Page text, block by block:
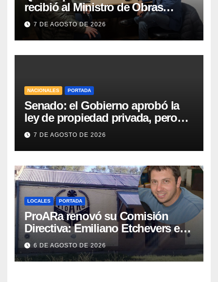
recibió al Ministro de Obras
Públicas y al Presidente de
Vialidad para recorrer la ruta a
Villa Huidobro
7 DE AGOSTO DE 2026
NACIONALES PORTADA
Senado: el Gobierno aprobó la
ley de propiedad privada, pero
tuvo que quitar otro capítulo
7 DE AGOSTO DE 2026
LOCALES PORTADA
ProARa renovó su Comisión
Directiva: Emiliano Etchevers es
el nuevo Presidente de la entidad
6 DE AGOSTO DE 2026